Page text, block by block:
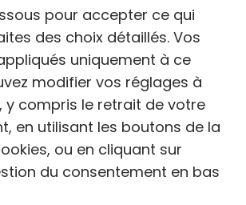
pour accepter ce qui
des choix détaillés. Vos
uniquement à ce
modifier vos réglages à
y compris le retrait de votre
en utilisant les boutons de la
ou en cliquant sur
du consentement en bas
44 81 56
clients
de 37 votes)